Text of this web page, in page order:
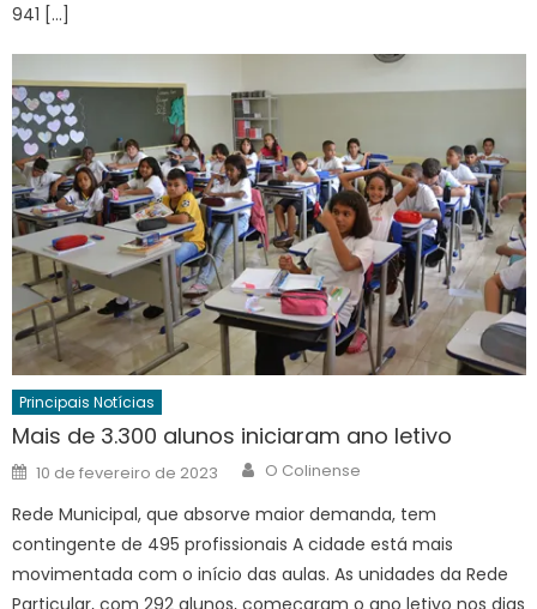
941 […]
Principais Notícias
Mais de 3.300 alunos iniciaram ano letivo
Posted
on
10 de fevereiro de 2023 Author
O Colinense
Rede Municipal, que absorve maior demanda, tem
contingente de 495 profissionais A cidade está mais
movimentada com o início das aulas. As unidades da Rede
Particular, com 292 alunos, começaram o ano letivo nos dias